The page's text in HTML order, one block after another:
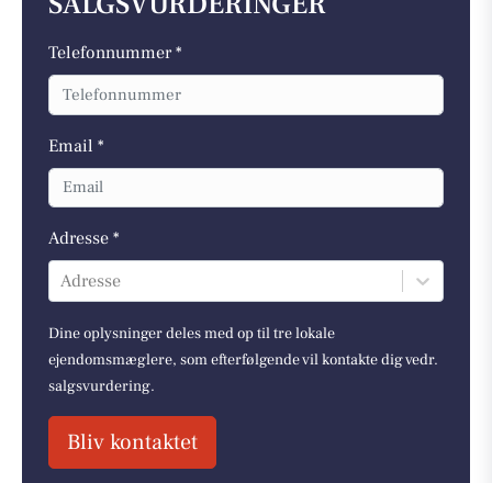
Telefonnummer *
Email *
Adresse *
Adresse
Dine oplysninger deles med op til tre lokale
ejendomsmæglere, som efterfølgende vil kontakte dig vedr.
salgsvurdering.
Bliv kontaktet